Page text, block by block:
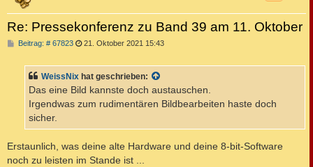
Re: Pressekonferenz zu Band 39 am 11. Oktober
Beitrag: # 67823B
r
a
21. Oktober 2021 15:43
WeissNix hat geschrieben:
Das eine Bild kannste doch austauschen.
Irgendwas zum rudimentären Bildbearbeiten haste doch
sicher.
Erstaunlich, was deine alte Hardware und deine 8-bit-Software
noch zu leisten im Stande ist ...